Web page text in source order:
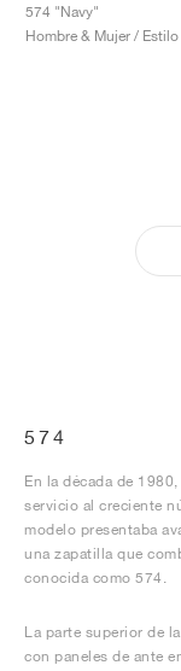
574 "Navy"
574
En la década de
servicio al creciente
modelo presentaba
una zapatilla que
conocida como 574.
La parte superior de
con paneles de ante